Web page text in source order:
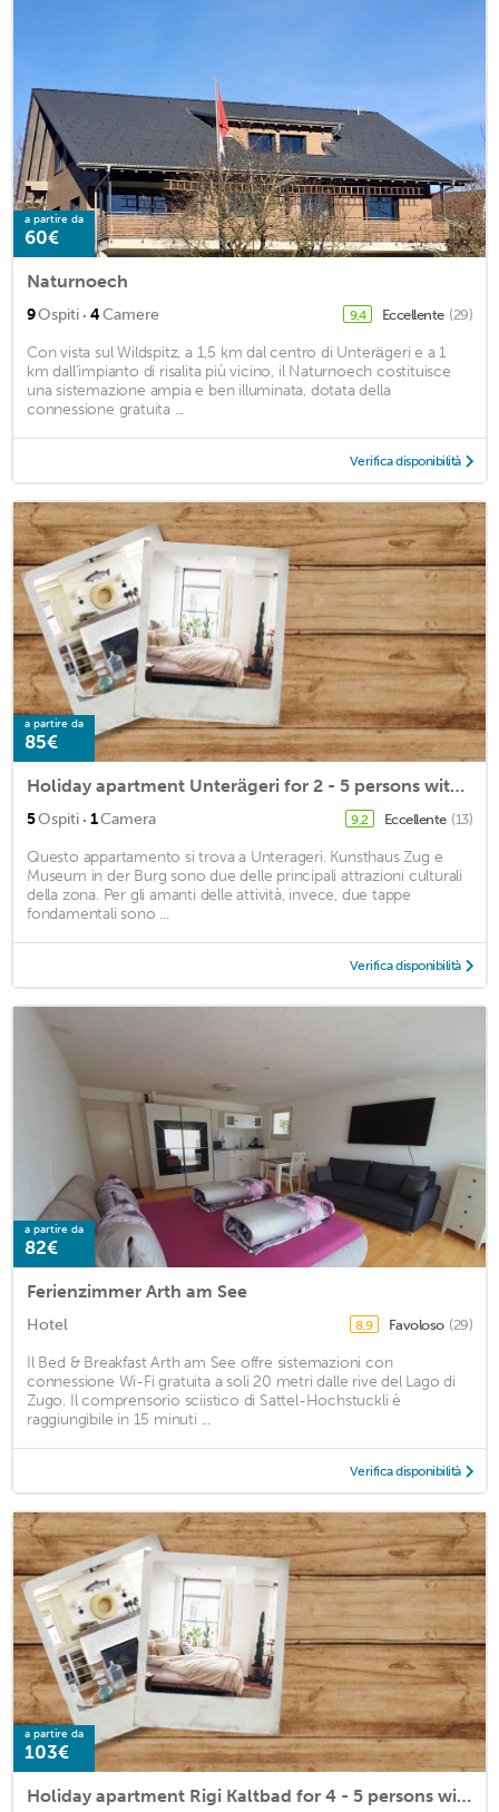
a partire da
60€
Naturnoech
9Ospiti · 4Camere 9,4 Eccellente (29)
Con vista sul Wildspitz, a 1,5 km dal centro di Unterägeri e a 1
km dall'impianto di risalita più vicino, il Naturnoech costituisce
una sistemazione ampia e ben illuminata, dotata della
connessione gratuita ...
Verifica disponibilità
a partire da
85€
Holiday apartment Unterägeri for 2 - 5 persons with 1 bedroom - Holiday apartment in a farmhouse
5Ospiti · 1Camera 9,2 Eccellente (13)
Questo appartamento si trova a Unterageri. Kunsthaus Zug e
Museum in der Burg sono due delle principali attrazioni culturali
della zona. Per gli amanti delle attività, invece, due tappe
fondamentali sono ...
Verifica disponibilità
a partire da
82€
Ferienzimmer Arth am See
Hotel 8,9 Favoloso (29)
Il Bed & Breakfast Arth am See offre sistemazioni con
connessione Wi-Fi gratuita a soli 20 metri dalle rive del Lago di
Zugo. Il comprensorio sciistico di Sattel-Hochstuckli è
raggiungibile in 15 minuti ...
Verifica disponibilità
a partire da
103€
Holiday apartment Rigi Kaltbad for 4 - 5 persons with 2 bedrooms - Multistorey holiday home/maisonet